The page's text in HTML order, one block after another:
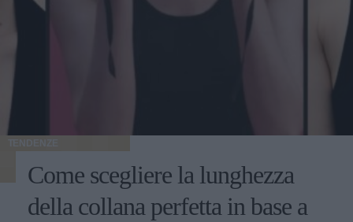
TENDENZE
Come scegliere la lunghezza
della collana perfetta in base a